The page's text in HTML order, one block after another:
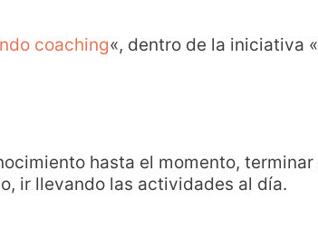
coaching«, dentro de la iniciativa «
hasta el momento, terminar
ir llevando las actividades al día.